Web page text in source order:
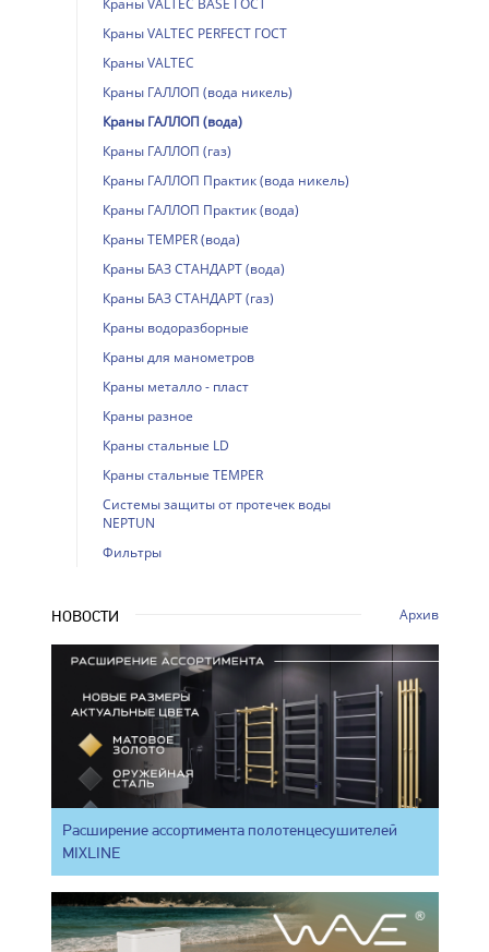
Краны VALTEC PERFECT ГОСТ
Краны VALTEС
Краны ГАЛЛОП (вода никель)
Краны ГАЛЛОП (вода)
Краны ГАЛЛОП (газ)
Краны ГАЛЛОП Практик (вода никель)
Краны ГАЛЛОП Практик (вода)
Краны TEMPER (вода)
Краны БАЗ СТАНДАРТ (вода)
Краны БАЗ СТАНДАРТ (газ)
Краны водоразборные
Краны для манометров
Краны металло - пласт
Краны разное
Краны стальные LD
Краны стальные TEMPER
Системы защиты от протечек воды
NEPTUN
Фильтры
НОВОСТИ Архив
Расширение ассортимента полотенцесушителей
MIXLINE